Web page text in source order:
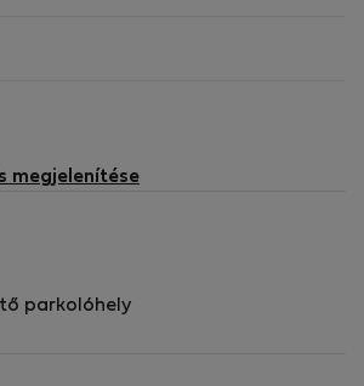
megjelenítése
parkolóhely